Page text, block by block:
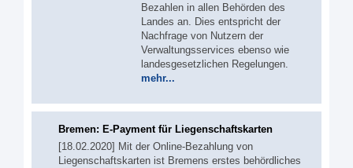
Bezahlen in allen Behörden des
Landes an. Dies entspricht der
Nachfrage von Nutzern der
Verwaltungsservices ebenso wie
landesgesetzlichen Regelungen.
mehr...
Bremen: E-Payment für Liegenschaftskarten
[18.02.2020] Mit der Online-Bezahlung von
Liegenschaftskarten ist Bremens erstes behördliches